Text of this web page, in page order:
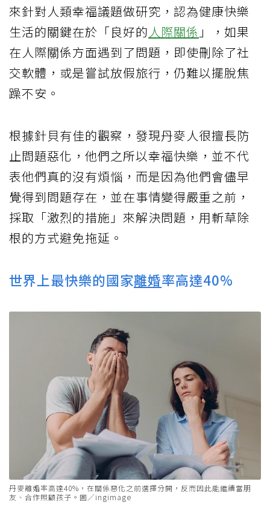
來針對人類幸福議題做研究，認為健康快樂
生活的關鍵在於「良好的人際關係 」，如果
在人際關係方面遇到了問題，即使刪除了社
交軟體，或是嘗試放假旅行，仍難以擺脫焦
躁不安。
根據針貝有佳的觀察，發現丹麥人很擅長防
止問題惡化，他們之所以幸福快樂，並不代
表他們真的沒有煩惱，而是因為他們會儘早
覺得到問題存在，並在事情變得嚴重之前，
採取「激烈的措施」來解決問題，用斬草除
根的方式避免拖延。
世界上最快樂的國家離婚率高達40%
丹麥離婚率高達40%，在關係惡化之前選擇分開，反而因此能繼續當朋
友、合作照顧孩子。圖／ingimage